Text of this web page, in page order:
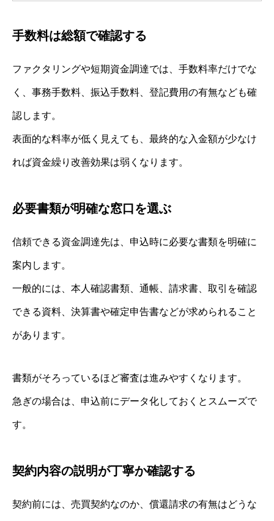
手数料は総額で確認する
ファクタリングや短期資金調達では、手数料率だけでな
く、事務手数料、振込手数料、登記費用の有無なども確
認します。
表面的な料率が低く見えても、最終的な入金額が少なけ
れば資金繰り改善効果は弱くなります。
必要書類が明確な窓口を選ぶ
信頼できる資金調達先は、申込時に必要な書類を明確に
案内します。
一般的には、本人確認書類、通帳、請求書、取引を確認
できる資料、決算書や確定申告書などが求められること
があります。
書類がそろっているほど審査は進みやすくなります。
急ぎの場合は、申込前にデータ化しておくとスムーズで
す。
契約内容の説明が丁寧か確認する
契約前には、売買契約なのか、償還請求の有無はどうな